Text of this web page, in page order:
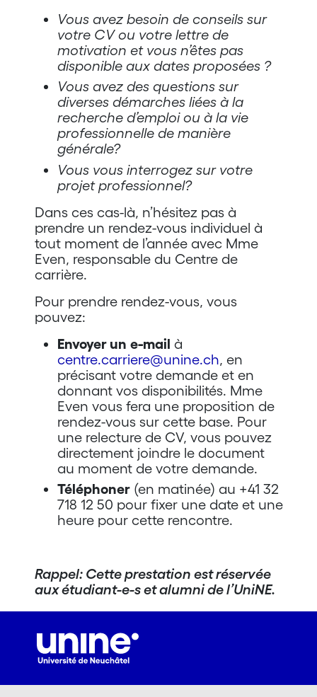
Vous avez besoin de conseils sur
votre CV ou votre lettre de
motivation et vous n’êtes pas
disponible aux dates proposées ?
Vous avez des questions sur
diverses démarches liées à la
recherche d’emploi ou à la vie
professionnelle de manière
générale?
Vous vous interrogez sur votre
projet professionnel?
Dans ces cas-là, n’hésitez pas à
prendre un rendez-vous individuel à
tout moment de l’année avec Mme
Even, responsable du Centre de
carrière.
Pour prendre rendez-vous, vous
pouvez:
Envoyer un e-mail à
centre.carriere@unine.ch, en
précisant votre demande et en
donnant vos disponibilités. Mme
Even vous fera une proposition de
rendez-vous sur cette base. Pour
une relecture de CV, vous pouvez
directement joindre le document
au moment de votre demande.
Téléphoner(en matinée) au +41 32
718 12 50 pour fixer une date et une
heure pour cette rencontre.
Rappel: Cette prestation est réservée
aux étudiant-e-s et alumni de l’UniNE.